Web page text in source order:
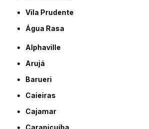
Vila Prudente
Água Rasa
Alphaville
Arujá
Barueri
Caieiras
Cajamar
Carapicuíba